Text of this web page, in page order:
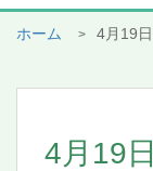
ホーム 4月19
4月19